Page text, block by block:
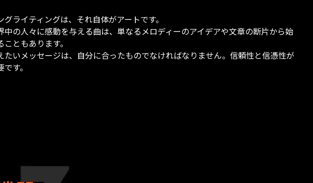
グライティングは、それ自体がアートです。
中の人々に感動を与える曲は、単なるメロディーのアイデアや文章の断片から始
こともあります。
たいメッセージは、自分に合ったものでなければなりません。信頼性と信憑性が
です。